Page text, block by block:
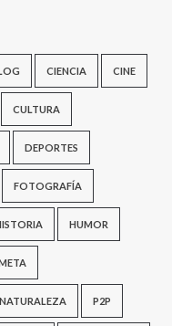
CIENCIA CINE
CULTURA
DEPORTES
FOTOGRAFÍA
HUMOR
NATURALEZA P2P